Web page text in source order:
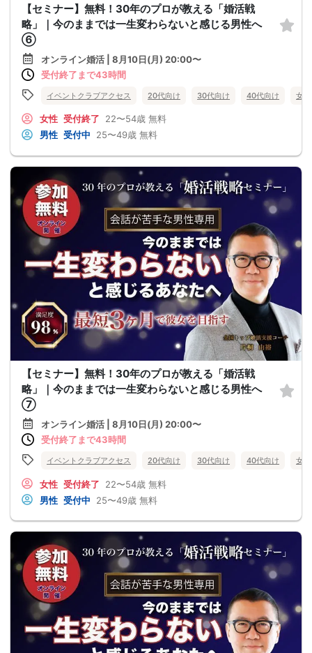
【セミナー】無料！30年のプロが教える「婚活戦
略」｜今のままでは一生変わらないと感じる男性へ
⑥
オンライン婚活 | 8月10日(月) 20:00〜
受付終了まで43時間
イベントクラブアクセス 20代向け 30代向け 40代向け 女
女性 受付終了 22〜54歳 無料
男性 受付中 25〜49歳 無料
【セミナー】無料！30年のプロが教える「婚活戦
略」｜今のままでは一生変わらないと感じる男性へ
⑦
オンライン婚活 | 8月10日(月) 20:00〜
受付終了まで43時間
イベントクラブアクセス 20代向け 30代向け 40代向け 女
女性 受付終了 22〜54歳 無料
男性 受付中 25〜49歳 無料